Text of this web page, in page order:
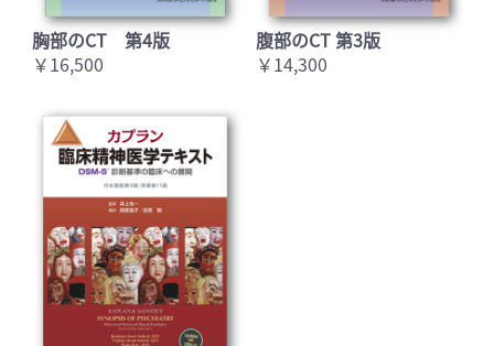
胸部のCT 第4版
￥16,500
腹部のCT 第3版
￥14,300